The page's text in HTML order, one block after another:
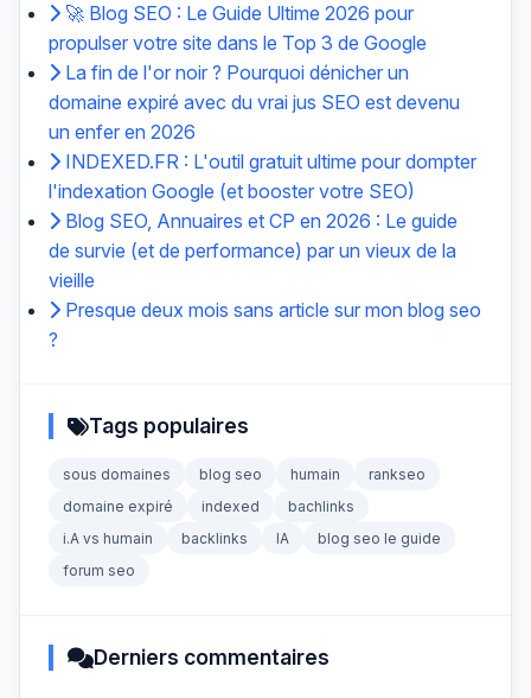
🚀 Blog SEO : Le Guide Ultime 2026 pour
propulser votre site dans le Top 3 de Google
La fin de l'or noir ? Pourquoi dénicher un
domaine expiré avec du vrai jus SEO est devenu
un enfer en 2026
INDEXED.FR : L'outil gratuit ultime pour dompter
l'indexation Google (et booster votre SEO)
Blog SEO, Annuaires et CP en 2026 : Le guide
de survie (et de performance) par un vieux de la
vieille
Presque deux mois sans article sur mon blog seo
?
Tags populaires
sous domaines blog seo humain
rankseo
domaine expiré
indexed
bachlinks
i.A vs humain
backlinks IA
blog seo le guide
forum seo
Derniers commentaires